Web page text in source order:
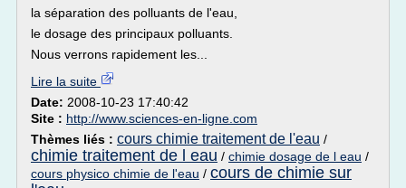
la séparation des polluants de l'eau,
le dosage des principaux polluants.
Nous verrons rapidement les...
Lire la suite
Date: 2008-10-23 17:40:42
Site : http://www.sciences-en-ligne.com
Thèmes liés : cours chimie traitement de l'eau /
chimie traitement de l eau / chimie dosage de l eau /
cours physico chimie de l'eau / cours de chimie sur